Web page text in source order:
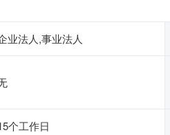
业法人,事业法人
个工作日